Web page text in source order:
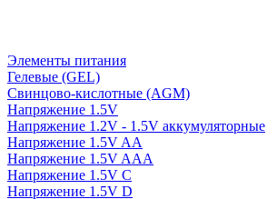
Элементы питания
Гелевые (GEL)
Свинцово-кислотные (AGM)
Напряжение 1.5V
Напряжение 1.2V - 1.5V аккумуляторные
Напряжение 1.5V AA
Напряжение 1.5V AAA
Напряжение 1.5V C
Напряжение 1.5V D